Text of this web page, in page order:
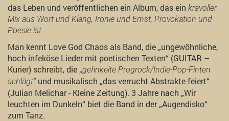
das Leben und veröffentlichen ein Album, das ein kravoller
Mix aus Wort und Klang, Ironie und Ernst, Provokation und
Poesie ist.
Man kennt Love God Chaos als Band, die „ungewöhnliche,
hoch infeköse Lieder mit poetischen Texten“ (GUITAR –
Kurier) schreibt, die „gefinkelte Progrock/Indie-Pop-Finten
schlägt“ und musikalisch „das verrucht Abstrakte feiert“
(Julian Melichar - Kleine Zeitung). 3 Jahre nach „Wir
leuchten im Dunkeln“ biet die Band in der „Augendisko“
zum Tanz.